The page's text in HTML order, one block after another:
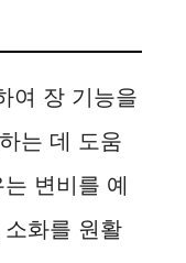
여 장 기능을
는 데 도움
변비를 예
화를 원활